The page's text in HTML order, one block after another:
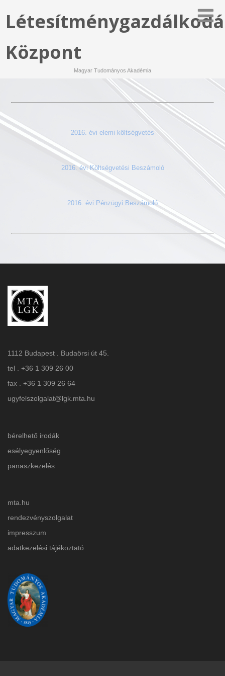
Központ
Magyar Tudományos Akadémia
2016. évi elemi költségvetés
2016. évi Költségvetési Beszámoló
2016. évi Pénzügyi Beszámoló
1112 Budapest . Budaörsi út 45.
tel . +36 1 309 26 00
fax . +36 1 309 26 64
ugyfelszolgalat@lgk.mta.hu
bérelhető irodák
esélyegyenlőség
panaszkezelés
mta.hu
rendezvényszolgalat
impresszum
adatkezelési tájékoztató